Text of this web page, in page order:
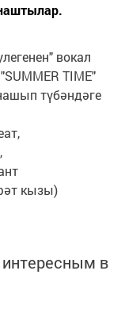
вокал
TIME"
түбәндәге
кызы)
в